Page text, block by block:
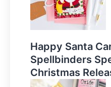
Happy Santa
Spellbinders
Christmas